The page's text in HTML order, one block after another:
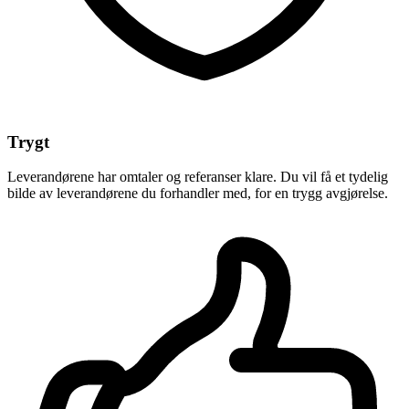
Trygt
Leverandørene har omtaler og referanser klare. Du vil få et tydelig
bilde av leverandørene du forhandler med, for en trygg avgjørelse.